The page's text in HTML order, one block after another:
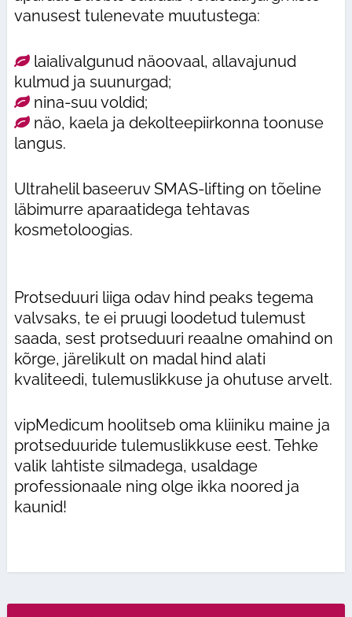
vanusest tulenevate muutustega:
laialivalgunud näoovaal, allavajunud
kulmud ja suunurgad;
nina-suu voldid;
näo, kaela ja dekolteepiirkonna toonuse
langus.
Ultrahelil baseeruv SMAS-lifting on tõeline
läbimurre aparaatidega tehtavas
kosmetoloogias.
Protseduuri liiga odav hind peaks tegema
valvsaks, te ei pruugi loodetud tulemust
saada, sest protseduuri reaalne omahind on
kõrge, järelikult on madal hind alati
kvaliteedi, tulemuslikkuse ja ohutuse arvelt.
vipMedicum hoolitseb oma kliiniku maine ja
protseduuride tulemuslikkuse eest. Tehke
valik lahtiste silmadega, usaldage
professionaale ning olge ikka noored ja
kaunid!